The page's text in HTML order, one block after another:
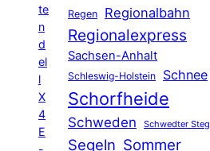
te
n
d
el
l
X
4
E
Regen Regionalbahn
Regionalexpress
Sachsen-Anhalt
Schleswig-Holstein Schnee
Schorfheide
Schweden Schwedter Steg
Segeln Sommer